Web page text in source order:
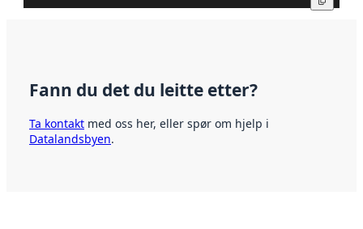
Fann du det du leitte etter?
Ta kontakt med oss her, eller spør om hjelp i
Datalandsbyen.